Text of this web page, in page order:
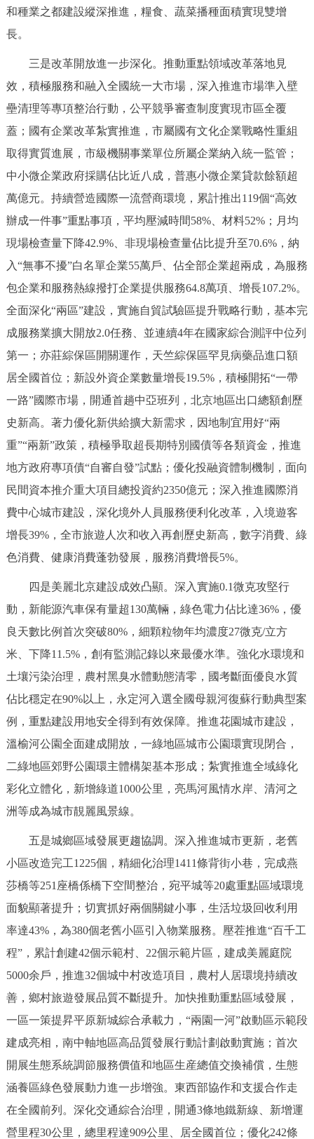
和種業之都建設縱深推進，糧食、蔬菜播種面積實現雙增
長。
三是改革開放進一步深化。推動重點領域改革落地見
效，積極服務和融入全國統一大市場，深入推進市場準入壁
壘清理等專項整治行動，公平競爭審查制度實現市區全覆
蓋；國有企業改革紮實推進，市屬國有文化企業戰略性重組
取得實質進展，市級機關事業單位所屬企業納入統一監管；
中小微企業政府採購佔比近八成，普惠小微企業貸款餘額超
萬億元。持續營造國際一流營商環境，累計推出119個“高效
辦成一件事”重點事項，平均壓減時間58%、材料52%；月均
現場檢查量下降42.9%、非現場檢查量佔比提升至70.6%，納
入“無事不擾”白名單企業55萬戶、佔全部企業超兩成，為服務
包企業和服務熱線撥打企業提供服務64.8萬項、增長107.2%。
全面深化“兩區”建設，實施自貿試驗區提升戰略行動，基本完
成服務業擴大開放2.0任務、並連續4年在國家綜合測評中位列
第一；亦莊綜保區開關運作，天竺綜保區罕見病藥品進口額
居全國首位；新設外資企業數量增長19.5%，積極開拓“一帶
一路”國際市場，開通首趟中亞班列，北京地區出口總額創歷
史新高。著力優化新供給擴大新需求，因地制宜用好“兩
重”“兩新”政策，積極爭取超長期特別國債等各類資金，推進
地方政府專項債“自審自發”試點；優化投融資體制機制，面向
民間資本推介重大項目總投資約2350億元；深入推進國際消
費中心城市建設，深化境外人員服務便利化改革，入境遊客
增長39%，全市旅遊人次和收入再創歷史新高，數字消費、綠
色消費、健康消費蓬勃發展，服務消費增長5%。
四是美麗北京建設成效凸顯。深入實施0.1微克攻堅行
動，新能源汽車保有量超130萬輛，綠色電力佔比達36%，優
良天數比例首次突破80%，細顆粒物年均濃度27微克/立方
米、下降11.5%，創有監測記錄以來最優水準。強化水環境和
土壤污染治理，農村黑臭水體動態清零，國考斷面優良水質
佔比穩定在90%以上，永定河入選全國母親河復蘇行動典型案
例，重點建設用地安全得到有效保障。推進花園城市建設，
溫榆河公園全面建成開放，一綠地區城市公園環實現閉合，
二綠地區郊野公園環主體構架基本形成；紮實推進全域綠化
彩化立體化，新增綠道1000公里，亮馬河風情水岸、清河之
洲等成為城市靚麗風景線。
五是城鄉區域發展更趨協調。深入推進城市更新，老舊
小區改造完工1225個，精細化治理1411條背街小巷，完成燕
莎橋等251座橋係橋下空間整治，宛平城等20處重點區域環境
面貌顯著提升；切實抓好兩個關鍵小事，生活垃圾回收利用
率達43%，為380個老舊小區引入物業服務。壓茬推進“百千工
程”，累計創建42個示範村、22個示範片區，建成美麗庭院
5000余戶，推進32個城中村改造項目，農村人居環境持續改
善，鄉村旅遊發展品質不斷提升。加快推動重點區域發展，
一區一策提昇平原新城綜合承載力，“兩園一河”啟動區示範段
建成亮相，南中軸地區高品質發展行動計劃啟動實施；首次
開展生態系統調節服務價值和地區生産總值交換補償，生態
涵養區綠色發展動力進一步增強。東西部協作和支援合作走
在全國前列。深化交通綜合治理，開通3條地鐵新線、新增運
營里程30公里，總里程達909公里、居全國首位；優化242條